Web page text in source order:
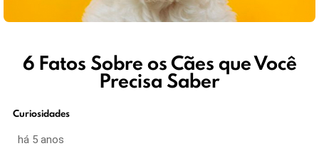
6 Fatos Sobre os Cães que Você
Precisa Saber
Curiosidades
há 5 anos